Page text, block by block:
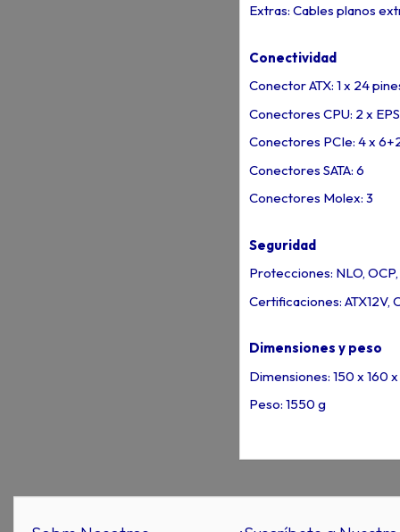
Extras: Cables planos
Conectividad
Conector ATX: 1 x 24
Conectores CPU: 2 x
Conectores PCIe: 4 x
Conectores SATA: 6
Conectores Molex: 3
Seguridad
Protecciones: NLO, OCP,
Certificaciones: ATX12V,
Dimensiones y peso
Dimensiones: 150 x 160
Peso: 1550 g